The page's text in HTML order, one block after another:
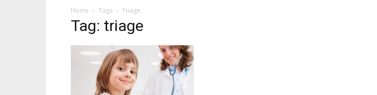
Home Tags Triage
Tag: triage